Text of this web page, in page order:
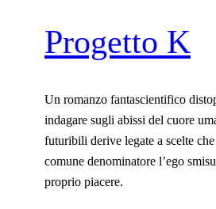
Progetto K
Un romanzo fantascientifico
indagare sugli abissi del cuore
futuribili derive legate a scelte
comune denominatore l’ego
proprio piacere.